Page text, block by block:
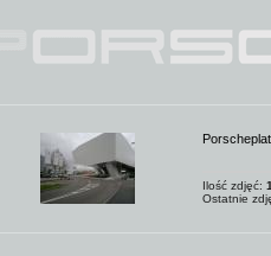
Ilość zdjęć:
Ostatnie